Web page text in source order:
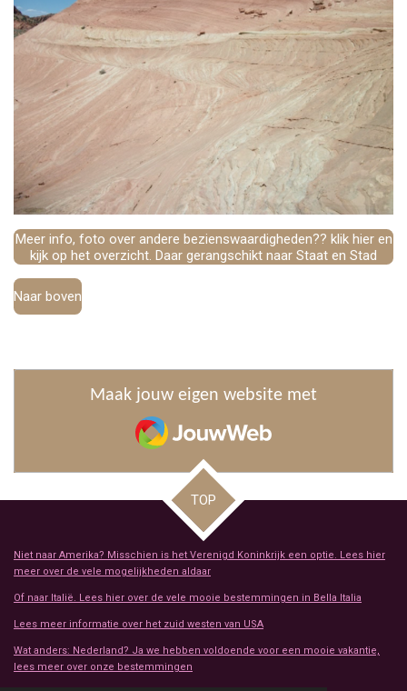
Meer info, foto over andere bezienswaardigheden?? klik hier en
kijk op het overzicht. Daar gerangschikt naar Staat en Stad
Naar boven
Maak jouw eigen website met
JouwWeb
TOP
Niet naar Amerika? Misschien is het Verenigd Koninkrijk een optie. Lees hier
meer over de vele mogelijkheden aldaar
Of naar Italië. Lees hier over de vele mooie bestemmingen in Bella Italia
Lees meer informatie over het zuid westen van USA
Wat anders: Nederland? Ja we hebben voldoende voor een mooie vakantie,
lees meer over onze bestemmingen